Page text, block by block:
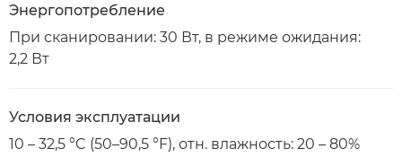
Энергопотребление
При сканировании: 30 Вт, в режиме ожидания:
2,2 Вт
Условия эксплуатации
10 – 32,5 °C (50–90,5 °F), отн. влажность: 20 – 80%